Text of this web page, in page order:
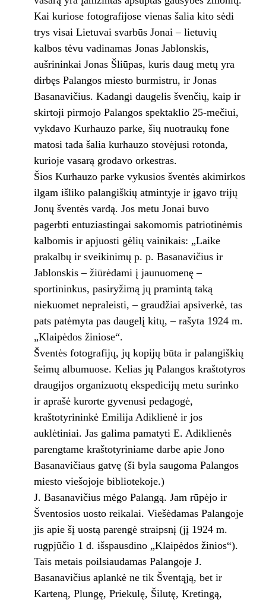
Kai kuriose fotografijose vienas šalia kito sėdi
trys visai Lietuvai svarbūs Jonai – lietuvių
kalbos tėvu vadinamas Jonas Jablonskis,
aušrininkai Jonas Šliūpas, kuris daug metų yra
dirbęs Palangos miesto burmistru, ir Jonas
Basanavičius. Kadangi daugelis švenčių, kaip ir
skirtoji pirmojo Palangos spektaklio 25-mečiui,
vykdavo Kurhauzo parke, šių nuotraukų fone
matosi tada šalia kurhauzo stovėjusi rotonda,
kurioje vasarą grodavo orkestras.
Šios Kurhauzo parke vykusios šventės akimirkos
ilgam išliko palangiškių atmintyje ir įgavo trijų
Jonų šventės vardą. Jos metu Jonai buvo
pagerbti entuziastingai sakomomis patriotinėmis
kalbomis ir apjuosti gėlių vainikais: „Laike
prakalbų ir sveikinimų p. p. Basanavičius ir
Jablonskis – žiūrėdami į jaunuomenę –
sportininkus, pasiryžimą jų pramintą taką
niekuomet nepraleisti, – graudžiai apsiverkė, tas
pats patėmyta pas daugelį kitų, – rašyta 1924 m.
„Klaipėdos žiniose“.
Šventės fotografijų, jų kopijų būta ir palangiškių
šeimų albumuose. Kelias jų Palangos kraštotyros
draugijos organizuotų ekspedicijų metu surinko
ir aprašė kurorte gyvenusi pedagogė,
kraštotyrininkė Emilija Adiklienė ir jos
auklėtiniai. Jas galima pamatyti E. Adiklienės
parengtame kraštotyriniame darbe apie Jono
Basanavičiaus gatvę (ši byla saugoma Palangos
miesto viešojoje bibliotekoje.)
J. Basanavičius mėgo Palangą. Jam rūpėjo ir
Šventosios uosto reikalai. Viešėdamas Palangoje
jis apie šį uostą parengė straipsnį (jį 1924 m.
rugpjūčio 1 d. išspausdino „Klaipėdos žinios“).
Tais metais poilsiaudamas Palangoje J.
Basanavičius aplankė ne tik Šventąją, bet ir
Karteną, Plungę, Priekulę, Šilutę, Kretingą,